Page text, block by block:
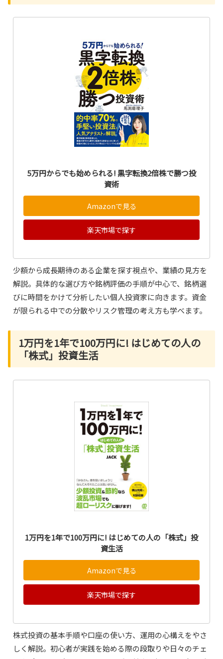
5万円からでも始められる! 黒字転換2倍株で勝つ投
資術
Amazonで見る
楽天市場で探す
少額から成長期待のある企業を探す視点や、業績の見方を
解説。具体的な選び方や銘柄評価の手順が中心で、銘柄選
びに時間をかけて分析したい個人投資家に向きます。資金
が限られる中での分散やリスク管理の考え方も学べます。
1万円を1年で100万円に! はじめての人の
「株式」投資生活
1万円を1年で100万円に! はじめての人の「株式」投
資生活
Amazonで見る
楽天市場で探す
株式投資の基本手順や口座の使い方、運用の心構えをやさ
しく解説。初心者が実践を始める際の段取りや日々のチェ